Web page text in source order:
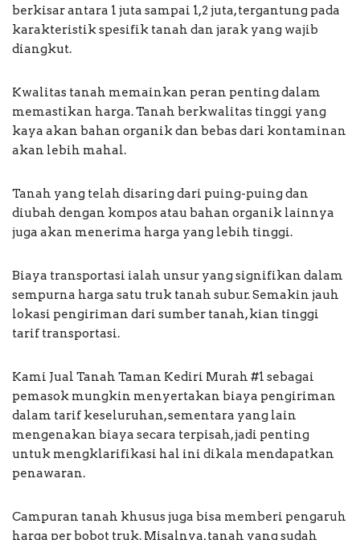
berkisar antara 1 juta sampai 1,2 juta, tergantung pada
karakteristik spesifik tanah dan jarak yang wajib
diangkut.
Kwalitas tanah memainkan peran penting dalam
memastikan harga. Tanah berkwalitas tinggi yang
kaya akan bahan organik dan bebas dari kontaminan
akan lebih mahal.
Tanah yang telah disaring dari puing-puing dan
diubah dengan kompos atau bahan organik lainnya
juga akan menerima harga yang lebih tinggi.
Biaya transportasi ialah unsur yang signifikan dalam
sempurna harga satu truk tanah subur. Semakin jauh
lokasi pengiriman dari sumber tanah, kian tinggi
tarif transportasi.
Kami Jual Tanah Taman Kediri Murah #1 sebagai
pemasok mungkin menyertakan biaya pengiriman
dalam tarif keseluruhan, sementara yang lain
mengenakan biaya secara terpisah, jadi penting
untuk mengklarifikasi hal ini dikala mendapatkan
penawaran.
Campuran tanah khusus juga bisa memberi pengaruh
harga per bobot truk. Misalnya, tanah yang sudah